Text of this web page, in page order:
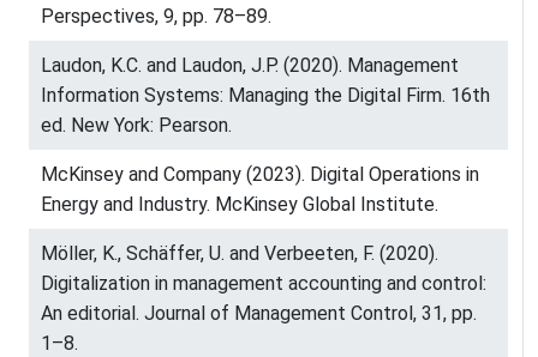
Perspectives, 9, pp. 78–89.
Laudon, K.C. and Laudon, J.P. (2020). Management
Information Systems: Managing the Digital Firm. 16th
ed. New York: Pearson.
McKinsey and Company (2023). Digital Operations in
Energy and Industry. McKinsey Global Institute.
Möller, K., Schäffer, U. and Verbeeten, F. (2020).
Digitalization in management accounting and control:
An editorial. Journal of Management Control, 31, pp.
1–8.